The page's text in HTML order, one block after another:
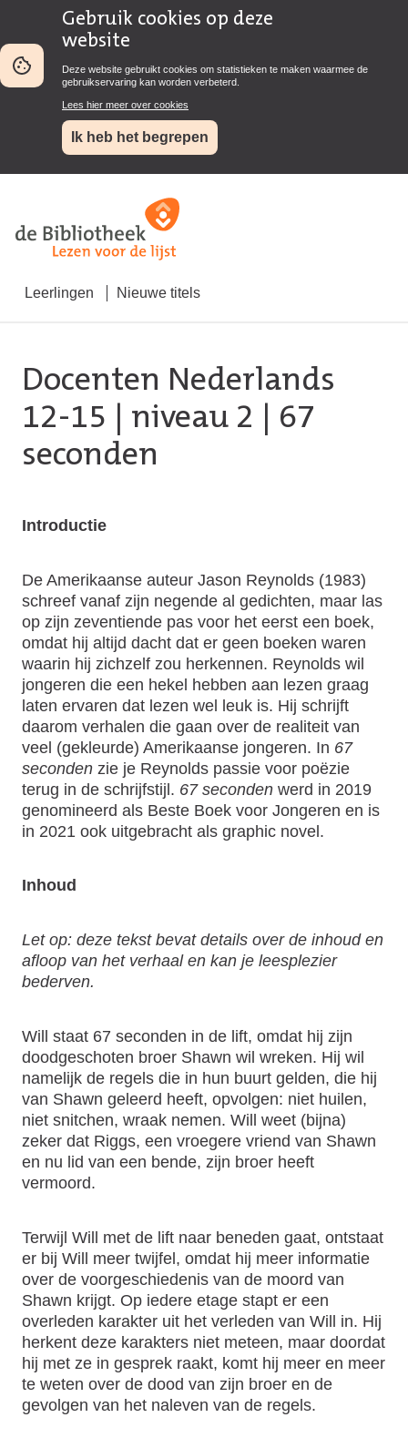
Gebruik cookies op deze
website
Deze website gebruikt cookies om statistieken te maken waarmee de
gebruikservaring kan worden verbeterd.
Lees hier meer over cookies
Ik heb het begrepen
Leerlingen Nieuwe titels
Docenten Nederlands
12-15
niveau 2 | 67
seconden
Introductie
De Amerikaanse auteur Jason Reynolds (1983)
schreef vanaf zijn negende al gedichten, maar las
op zijn zeventiende pas voor het eerst een boek,
omdat hij altijd dacht dat er geen boeken waren
waarin hij zichzelf zou herkennen. Reynolds wil
jongeren die een hekel hebben aan lezen graag
laten ervaren dat lezen wel leuk is. Hij schrijft
daarom verhalen die gaan over de realiteit van
veel (gekleurde) Amerikaanse jongeren. In 67
seconden zie je Reynolds passie voor poëzie
terug in de schrijfstijl. 67 seconden werd in 2019
genomineerd als Beste Boek voor Jongeren en is
in 2021 ook uitgebracht als graphic novel.
Inhoud
Let op: deze tekst bevat details over de inhoud en
afloop van het verhaal en kan je leesplezier
bederven.
Will staat 67 seconden in de lift, omdat hij zijn
doodgeschoten broer Shawn wil wreken. Hij wil
namelijk de regels die in hun buurt gelden, die hij
van Shawn geleerd heeft, opvolgen: niet huilen,
niet snitchen, wraak nemen. Will weet (bijna)
zeker dat Riggs, een vroegere vriend van Shawn
en nu lid van een bende, zijn broer heeft
vermoord.
Terwijl Will met de lift naar beneden gaat, ontstaat
er bij Will meer twijfel, omdat hij meer informatie
over de voorgeschiedenis van de moord van
Shawn krijgt. Op iedere etage stapt er een
overleden karakter uit het verleden van Will in. Hij
herkent deze karakters niet meteen, maar doordat
hij met ze in gesprek raakt, komt hij meer en meer
te weten over de dood van zijn broer en de
gevolgen van het naleven van de regels.